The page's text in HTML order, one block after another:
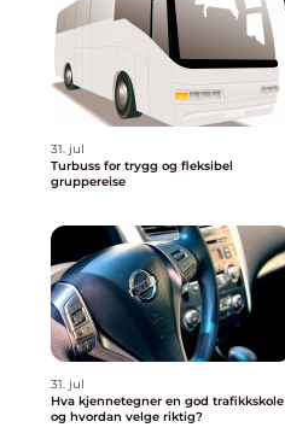
31. jul
Turbuss for trygg og fleksibel
gruppereise
31. jul
Hva kjennetegner en god trafikkskole
og hvordan velge riktig?